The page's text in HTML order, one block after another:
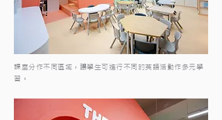
課室分作不同區域，讓學生可進行不同的英語活動作多元學
習。